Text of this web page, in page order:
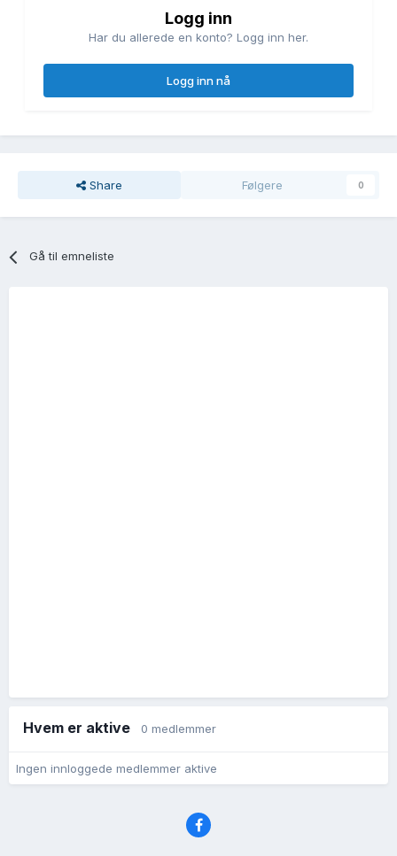
Logg inn
Har du allerede en konto? Logg inn her.
Logg inn nå
Share Følgere 0
Gå til emneliste
Hvem er aktive 0 medlemmer
Ingen innloggede medlemmer aktive